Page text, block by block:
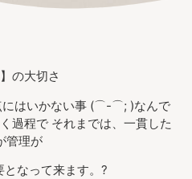
】の大切さ
にはいかない事 (⌒-⌒; )なんで
過程で それまでは、一貫した
管理が
なって来ます。?